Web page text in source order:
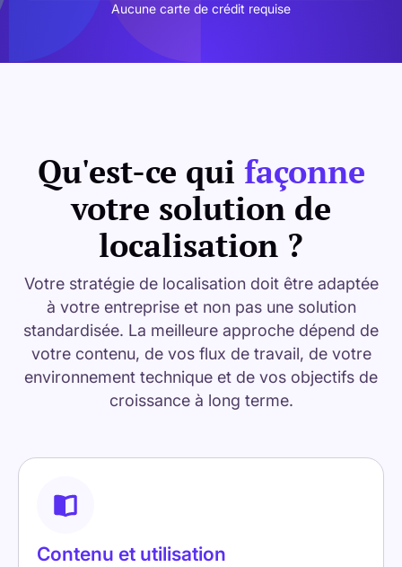
Aucune carte de crédit requise
Qu'est-ce qui façonne
votre solution de
localisation ?
Votre stratégie de localisation doit être adaptée
à votre entreprise et non pas une solution
standardisée. La meilleure approche dépend de
votre contenu, de vos flux de travail, de votre
environnement technique et de vos objectifs de
croissance à long terme.
Contenu et utilisation